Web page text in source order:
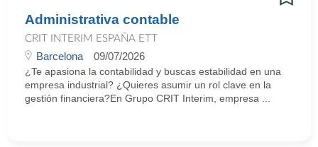
Administrativa contable
CRIT INTERIM ESPAÑA ETT
Barcelona 09/07/2026
¿Te apasiona la contabilidad y buscas estabilidad en una
empresa industrial? ¿Quieres asumir un rol clave en la
gestión financiera?En Grupo CRIT Interim, empresa ...